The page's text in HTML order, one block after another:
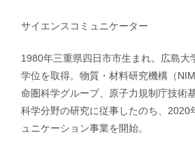
サイエンスコミュニケーター
1980年三重県四日市市生まれ。広島大
学位を取得。物質・材料研究機構（
命圏科学グループ、原子力規制庁技術
科学分野の研究に従事したのち、2020
ュニケーション事業を開始。